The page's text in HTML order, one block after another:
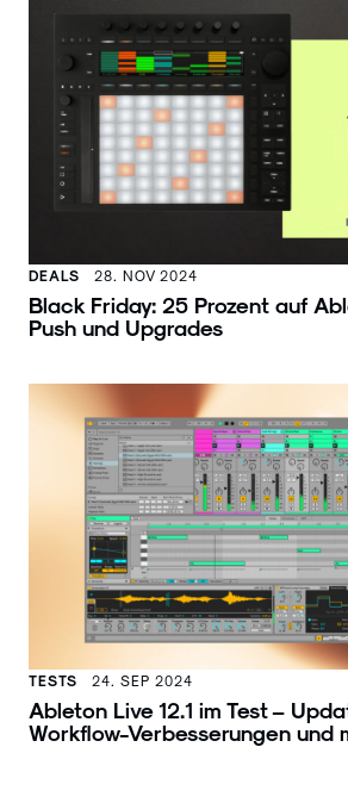
DEALS 28. NOV 2024
Black Friday: 25 Prozent auf
Push und Upgrades
TESTS 24. SEP 2024
Ableton Live 12.1 im Test –
Workflow-Verbesserungen und